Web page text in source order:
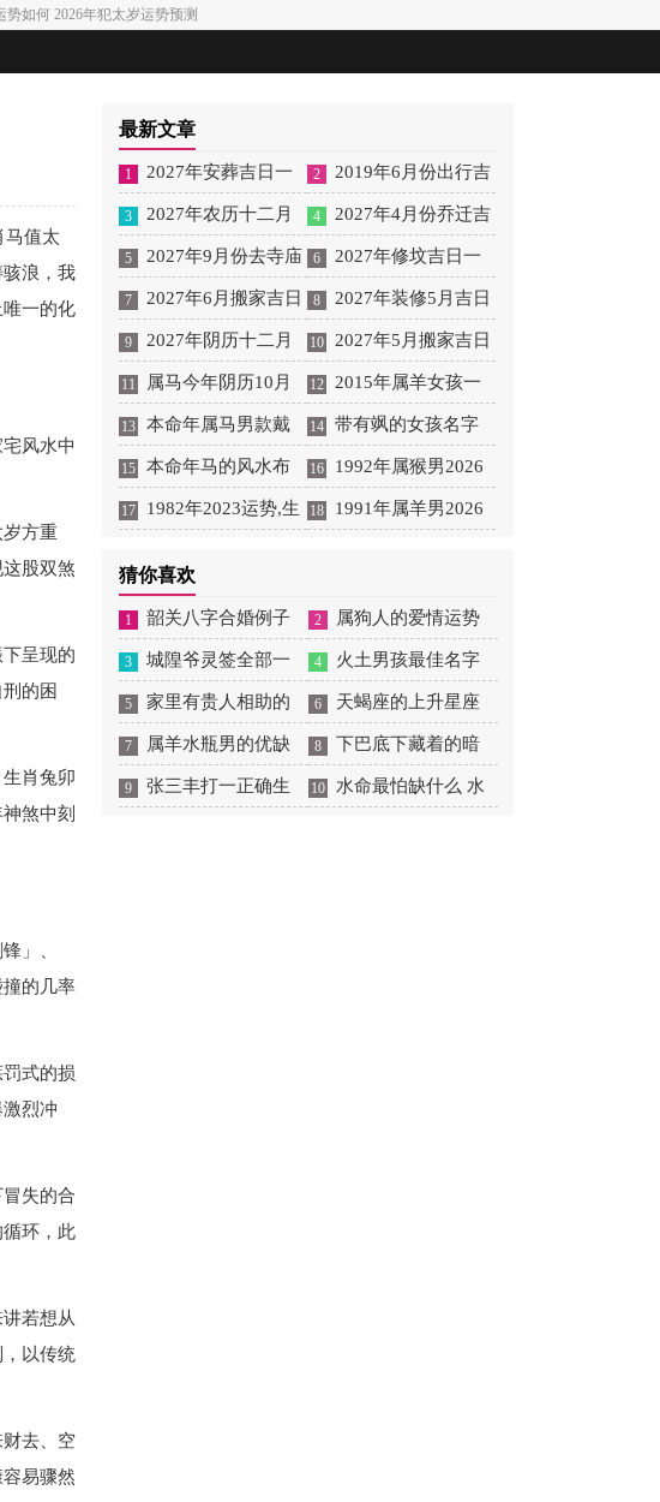
势如何 2026年犯太岁运势预测
马值太
浪，我
一的化
风水中
方重
股双煞
呈现的
的困
肖兔卯
煞中刻
」、
的几率
式的损
烈冲
失的合
环，此
若想从
以传统
去、空
易骤然
最新文章
1 2027年安葬吉日一
览表 2027年12月安葬吉
日一览表
2 2019年6月份出行吉
日 2027年6月出行吉日
一览表
3 2027年农历十二月
安床吉日 2027年正月安
床吉日吉时查询
4 2027年4月份乔迁吉
日一览表 2027年4月乔
迁吉日吉时查询
5 2027年9月份去寺庙
祈福的日子 2027年5月
去寺庙吉日一览表
6 2027年修坟吉日一
览表 2027年农历2月修
坟吉日一览表
7 2027年6月搬家吉日
吉时 2027年农历6月搬
家吉日一览表
8 2027年装修5月吉日
良辰查询表 2027年农历
5月装修吉日一览表
9 2027年阴历十二月
开光吉日 2027年12月开
光吉日一览表
10 2027年5月搬家吉日
的详细解释 2027年5月
搬家吉日吉时查询
11 属马今年阴历10月
结婚好吗 属马还有几年
本命年结婚呢好吗
12 2015年属羊女孩一
生运势 2015年属羊女
2026年健康运好吗
13 本命年属马男款戴
什么财神 本命年属马男
士戴什么好一点
14 带有飒的女孩名字
女孩取名字带飒字有什
么名字好听
15 本命年马的风水布
局 本命年马的佛像怎么
16 1992年属猴男2026
年桃花运 1992年属猴男
17 1982年2023运势,生 18 1991年属羊男2026
猜你喜欢
1 韶关八字合婚例子
多吗 韶关八字测风水
2 属狗人的爱情运势
是什么意思 属狗的人爱
情观
3 城隍爷灵签全部一
百签 城隍爷灵签解签大
全
4 火土男孩最佳名字
火土属性的字男孩名字
有哪些
5 家里有贵人相助的
风水 家里有贵人是什么
意思
6 天蝎座的上升星座
一览表 天蝎座的上升星
座查询
7 属羊水瓶男的优缺
点 属羊水瓶座男生性格
8 下巴底下藏着的暗
痣图解 下巴尖底下有痣
9 张三丰打一正确生 10 水命最怕缺什么 水